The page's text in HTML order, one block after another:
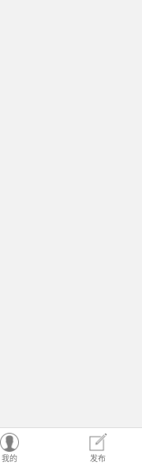
我的 发布